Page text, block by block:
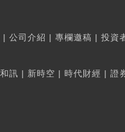
| 公司介紹 | 專欄邀稿 | 投資
和訊 | 新時空 | 時代財經 | 證